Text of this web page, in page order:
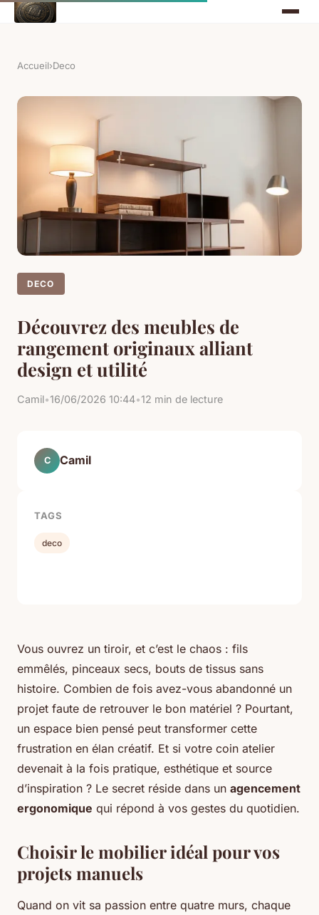
Accueil›Deco
DECO
Découvrez des meubles de
rangement originaux alliant
design et utilité
Camil•16/06/2026 10:44•12 min de lecture
Vous ouvrez un tiroir, et c’est le chaos : fils
emmêlés, pinceaux secs, bouts de tissus sans
histoire. Combien de fois avez-vous abandonné un
projet faute de retrouver le bon matériel ? Pourtant,
un espace bien pensé peut transformer cette
frustration en élan créatif. Et si votre coin atelier
devenait à la fois pratique, esthétique et source
d’inspiration ? Le secret réside dans un agencement
ergonomique qui répond à vos gestes du quotidien.
Choisir le mobilier idéal pour vos
projets manuels
Quand on vit sa passion entre quatre murs, chaque
C Camil
TAGS
deco